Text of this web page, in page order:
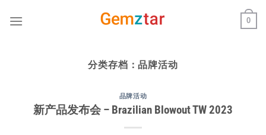
0
分类存档：品牌活动
品牌活动
新产品发布会 – Brazilian Blowout TW 2023